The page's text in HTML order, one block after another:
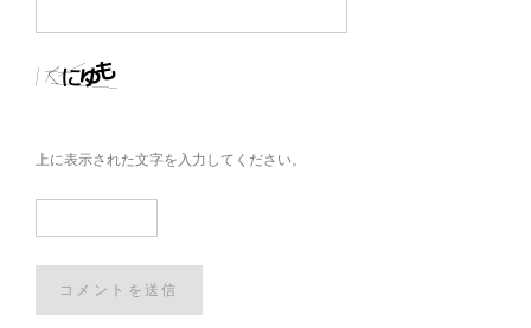
上に表示された文字を入力してください。